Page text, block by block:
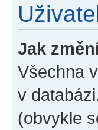
Jak
Všechna
v
(obvykle